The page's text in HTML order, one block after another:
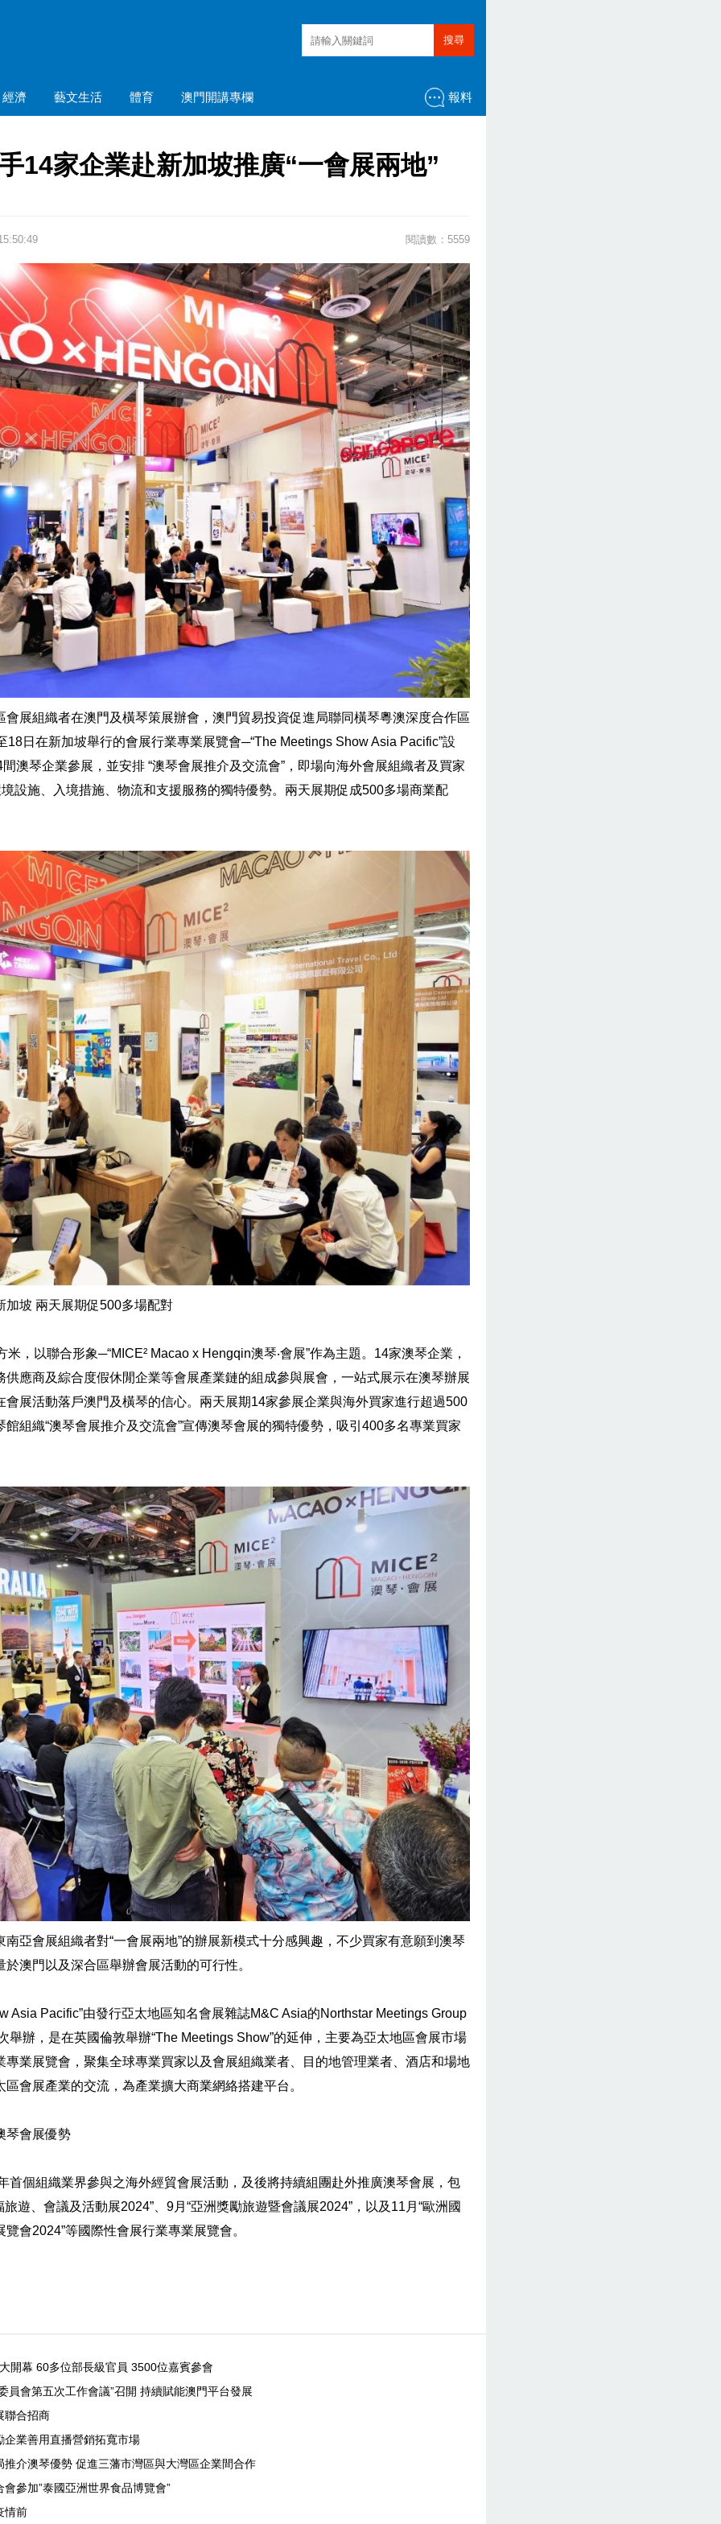
搜尋
經濟 藝文生活 體育 澳門開講專欄 報料
14家企業赴新加坡推廣“一會展兩地”
閱讀數：5559
會展組織者在澳門及橫琴策展辦會，澳門貿易投資促進局聯同橫琴粵澳深度合作區
18日在新加坡舉行的會展行業專業展覽會─“The Meetings Show Asia Pacific”設
間澳琴企業參展，並安排 “澳琴會展推介及交流會”，即場向海外會展組織者及買家
境設施、入境措施、物流和支援服務的獨特優勢。兩天展期促成500多場商業配
加坡 兩天展期促500多場配對
，以聯合形象─“MICE² Macao x Hengqin澳琴‧會展”作為主題。14家澳琴企業，
供應商及綜合度假休閒企業等會展產業鏈的組成參與展會，一站式展示在澳琴辦展
會展活動落戶澳門及橫琴的信心。兩天展期14家參展企業與海外買家進行超過500
館組織“澳琴會展推介及交流會”宣傳澳琴會展的獨特優勢，吸引400多名專業買家
南亞會展組織者對“一會展兩地”的辦展新模式十分感興趣，不少買家有意願到澳琴
澳門以及深合區舉辦會展活動的可行性。
Asia Pacific”由發行亞太地區知名會展雜誌M&C Asia的Northstar Meetings Group
舉辦，是在英國倫敦舉辦“The Meetings Show”的延伸，主要為亞太地區會展市場
專業展覽會，聚集全球專業買家以及會展組織業者、目的地管理業者、酒店和場地
會展產業的交流，為產業擴大商業網絡搭建平台。
琴會展優勢
首個組織業界參與之海外經貿會展活動，及後將持續組團赴外推廣澳琴會展，包
遊、會議及活動展2024”、9月“亞洲獎勵旅遊暨會議展2024”，以及11月“歐洲國
會2024”等國際性會展行業專業展覽會。
開幕 60多位部長級官員 3500位嘉賓參會
員會第五次工作會議”召開 持續賦能澳門平台發展
聯合招商
企業善用直播營銷拓寬市場
推介澳琴優勢 促進三藩市灣區與大灣區企業間合作
參加”泰國亞洲世界食品博覽會”
情前